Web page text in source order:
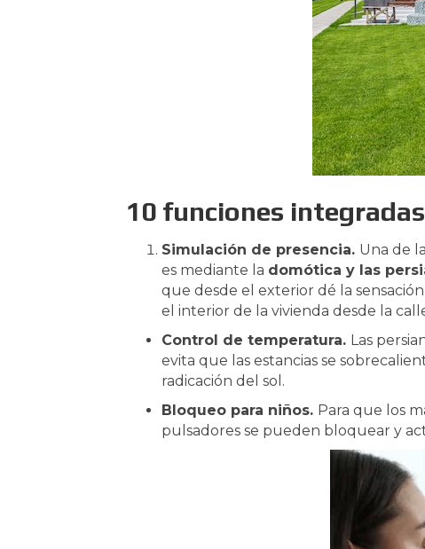
10 funciones
Simulación de presencia. Una de
es mediante la domótica y las
que desde el exterior dé la
el interior de la vivienda desde la
Control de temperatura. Las
evita que las estancias se
radicación del sol.
Bloqueo para niños. Para que los
pulsadores se pueden bloquear y